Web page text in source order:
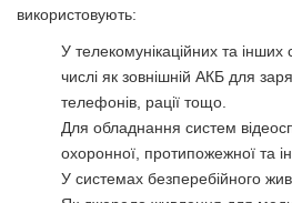
використовують:
У телекомунікаційних та інших
числі як зовнішній АКБ для
телефонів, рації тощо.
Для обладнання систем
охоронної, протипожежної та
У системах безперебійного